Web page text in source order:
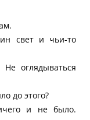
свет и чьи-то
оглядываться
до этого?
и не было.